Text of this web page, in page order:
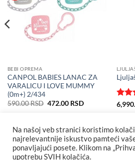
BEBI OPREMA
CANPOL BABIES LANAC ZA
VARALICU I LOVE MUMMY
(0m+) 2/434
590.00RSD Originalna
590.00 RSD.
472.00 RSDTrenutna
Na našoj veb stranici koristimo
najrelevantnije iskustvo pamteći
ponavljajući posete. Klikom na
upotrebu SVIH kolačića.